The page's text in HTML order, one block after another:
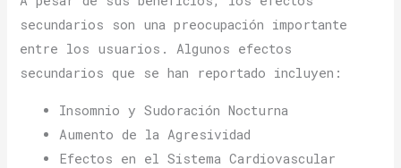
secundarios son una preocupación importante
entre los usuarios. Algunos efectos
secundarios que se han reportado incluyen:
Insomnio y Sudoración Nocturna
Aumento de la Agresividad
Efectos en el Sistema Cardiovascular